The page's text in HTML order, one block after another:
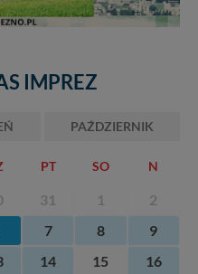
IMPREZ
PAŹDZIERNIK
PT SO N
31 1
2
7 8
9
14 15
16